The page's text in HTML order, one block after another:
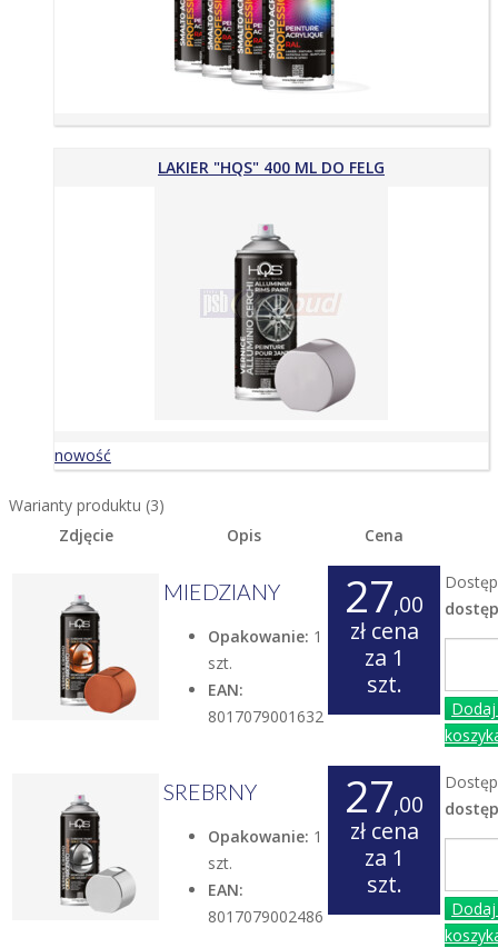
LAKIER "HQS" 400 ML DO FELG
nowość
Warianty produktu (3)
Zdjęcie
Opis Cena
MIEDZIANY
Opakowanie: 1
szt.
EAN:
8017079001632
27,00
zł cena
za 1
szt.
SREBRNY
Opakowanie: 1
szt.
EAN:
8017079002486
27,00
zł cena
za 1
szt.